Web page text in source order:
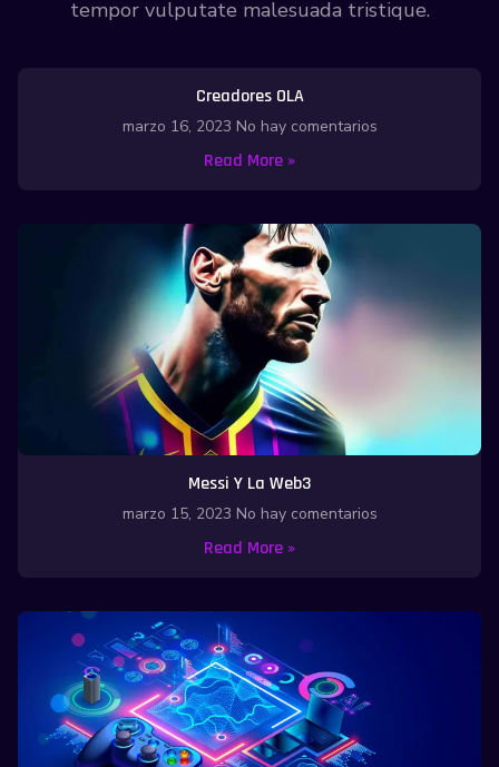
tempor vulputate malesuada tristique.
Creadores OLA
marzo 16, 2023 No hay comentarios
Read More »
Messi Y La Web3
marzo 15, 2023 No hay comentarios
Read More »